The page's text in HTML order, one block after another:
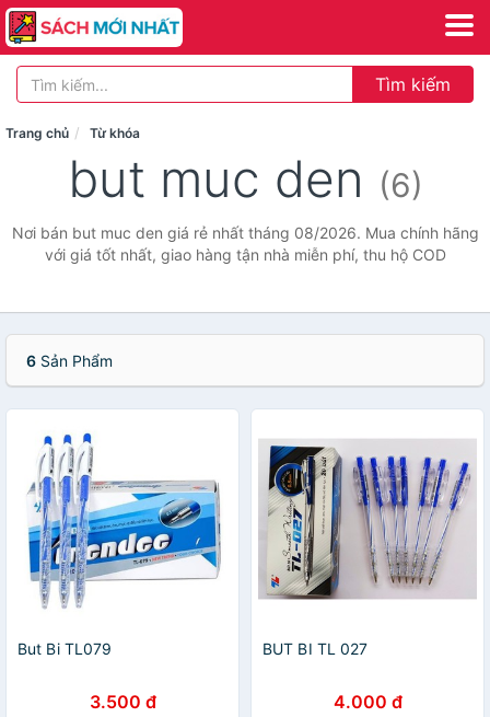
Tìm kiếm
Trang chủ Từ khóa
but muc den (6)
Nơi bán but muc den giá rẻ nhất tháng 08/2026. Mua chính hãng
với giá tốt nhất, giao hàng tận nhà miễn phí, thu hộ COD
6 Sản Phẩm
But Bi TL079
3.500 đ
BUT BI TL 027
4.000 đ